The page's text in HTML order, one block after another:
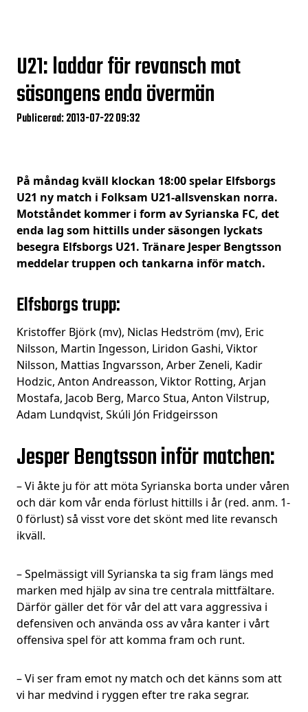
U21: laddar för revansch mot
säsongens enda övermän
Publicerad: 2013-07-22 09:32
På måndag kväll klockan 18:00 spelar Elfsborgs
U21 ny match i Folksam U21-allsvenskan norra.
Motståndet kommer i form av Syrianska FC, det
enda lag som hittills under säsongen lyckats
besegra Elfsborgs U21. Tränare Jesper Bengtsson
meddelar truppen och tankarna inför match.
Elfsborgs trupp:
Kristoffer Björk (mv), Niclas Hedström (mv), Eric
Nilsson, Martin Ingesson, Liridon Gashi, Viktor
Nilsson, Mattias Ingvarsson, Arber Zeneli, Kadir
Hodzic, Anton Andreasson, Viktor Rotting, Arjan
Mostafa, Jacob Berg, Marco Stua, Anton Vilstrup,
Adam Lundqvist, Skúli Jón Fridgeirsson
Jesper Bengtsson inför matchen:
– Vi åkte ju för att möta Syrianska borta under våren
och där kom vår enda förlust hittills i år (red. anm. 1-
0 förlust) så visst vore det skönt med lite revansch
ikväll.
– Spelmässigt vill Syrianska ta sig fram längs med
marken med hjälp av sina tre centrala mittfältare.
Därför gäller det för vår del att vara aggressiva i
defensiven och använda oss av våra kanter i vårt
offensiva spel för att komma fram och runt.
– Vi ser fram emot ny match och det känns som att
vi har medvind i ryggen efter tre raka segrar.